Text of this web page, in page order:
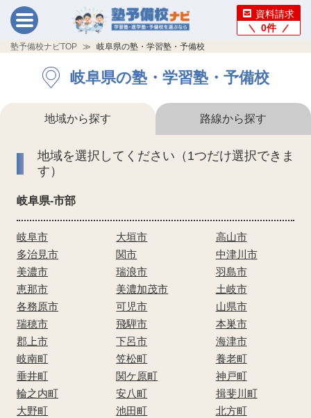
資料請求
0件
塾予備校ナビTOP 岐阜県の塾・学習塾・予備校
岐阜県の塾・学習塾・予備校
地域から探す 路線から探す
地域を選択してください（1つだけ選択できま
す）
岐阜県-市部
岐阜市 大垣市
高山市
多治見市
関市
中津川市
美濃市
瑞浪市
羽島市
恵那市
美濃加茂市
土岐市
各務原市
可児市
山県市
瑞穂市
飛騨市
本巣市
郡上市
下呂市
海津市
岐南町
笠松町
養老町
垂井町
関ケ原町
神戸町
輪之内町
安八町
揖斐川町
大野町
池田町
北方町